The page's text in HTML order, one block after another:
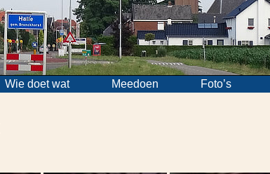
Wie doet wat Meedoen Foto’s